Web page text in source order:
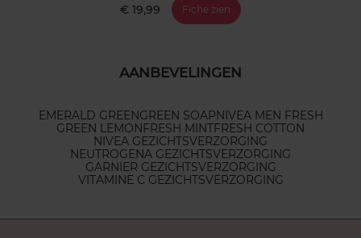
€ 19,99 Fiche zien
AANBEVELINGEN
EMERALD GREENGREEN SOAPNIVEA MEN FRESH
GREEN LEMONFRESH MINTFRESH COTTON
NIVEA GEZICHTSVERZORGING
NEUTROGENA GEZICHTSVERZORGING
GARNIER GEZICHTSVERZORGING
VITAMINE C GEZICHTSVERZORGING